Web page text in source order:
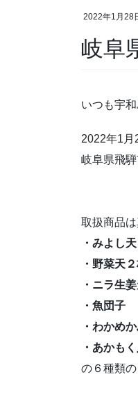
2022年1月28
岐阜
いつも宇
2022年1月
岐阜県飛
取扱商品
・みよし
・野菜天
・ニラ生
・魚団子
・わかめ
・あかも
の６種類の